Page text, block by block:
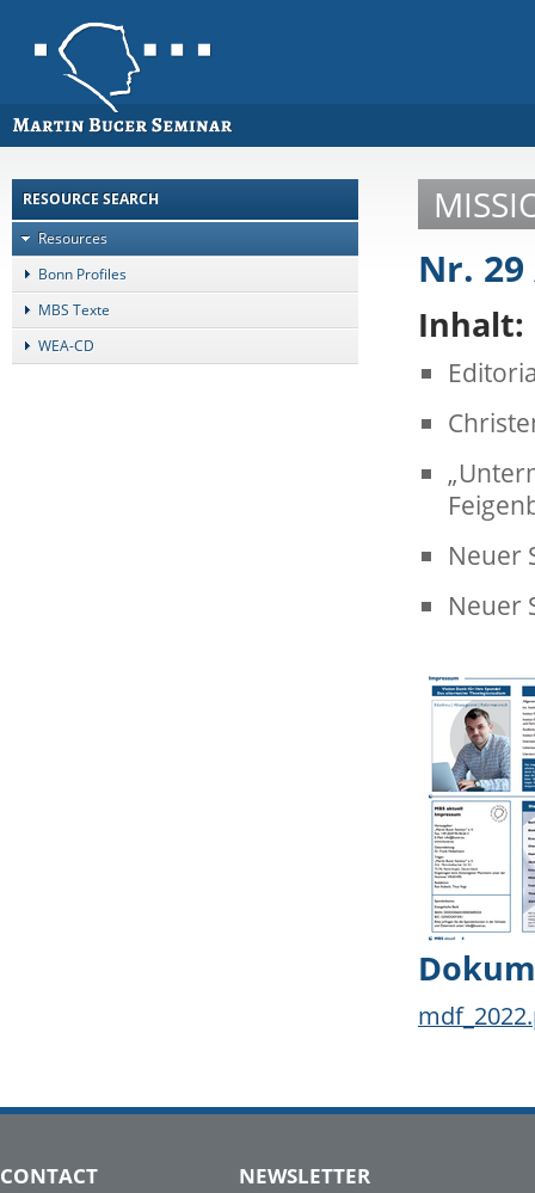
RESOURCE SEARCH
Resources
Bonn Profiles
MBS Texte
WEA-CD
Nr.
Inhalt:
Neuer
Neuer
CONTACT NEWSLETTER